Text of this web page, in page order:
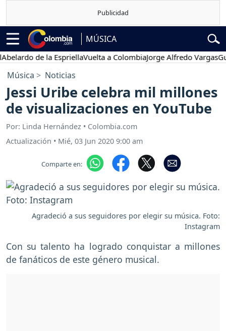
MÚSICA
de la EspriellaVuelta a ColombiaJorge Alfredo Vargas
Música Noticias
Jessi Uribe celebra mil millones
de visualizaciones en YouTube
Por: Linda Hernández • Colombia.com
Actualización • Mié, 03 Jun 2020 9:00 am
Comparte en:
Agradeció a sus seguidores por elegir su música. Foto:
Instagram
Con su talento ha logrado conquistar a millones
de fanáticos de este género musical.